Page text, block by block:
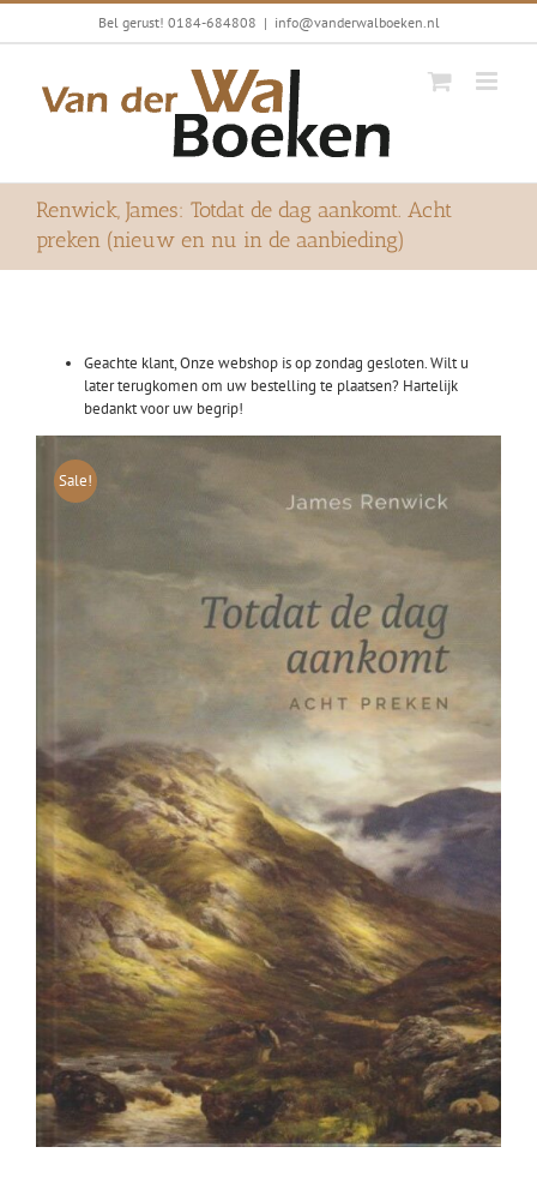
Ga
Bel gerust! 0184-684808 | info@vanderwalboeken.nl
Renwick, James: Totdat de dag aankomt. Acht
preken (nieuw en nu in de aanbieding)
Geachte klant, Onze webshop is op zondag gesloten. Wilt u
later terugkomen om uw bestelling te plaatsen? Hartelijk
bedankt voor uw begrip!
Sale!